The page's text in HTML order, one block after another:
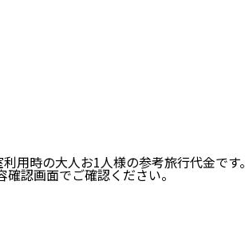
利用時の大人お1人様の参考旅行代金です。
確認画面でご確認ください。